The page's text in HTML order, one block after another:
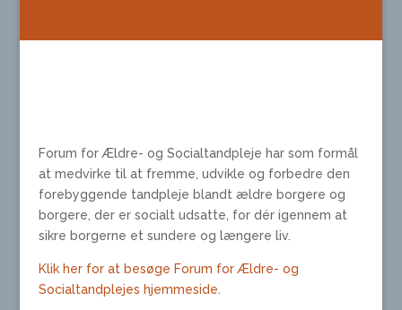
Forum for Ældre- og Socialtandpleje har som formål
at medvirke til at fremme, udvikle og forbedre den
forebyggende tandpleje blandt ældre borgere og
borgere, der er socialt udsatte, for dér igennem at
sikre borgerne et sundere og længere liv.
Klik her for at besøge Forum for Ældre- og
Socialtandplejes hjemmeside